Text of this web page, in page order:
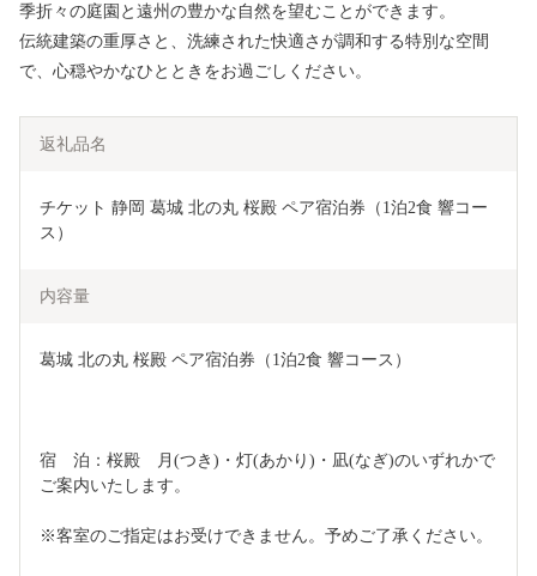
季折々の庭園と遠州の豊かな自然を望むことができます。
伝統建築の重厚さと、洗練された快適さが調和する特別な空間
で、心穏やかなひとときをお過ごしください。
返礼品名
チケット 静岡 葛城 北の丸 桜殿 ペア宿泊券（1泊2食 響コー
ス）
内容量
葛城 北の丸 桜殿 ペア宿泊券（1泊2食 響コース）
宿　泊：桜殿　月(つき)・灯(あかり)・凪(なぎ)のいずれかで
ご案内いたします。
※客室のご指定はお受けできません。予めご了承ください。